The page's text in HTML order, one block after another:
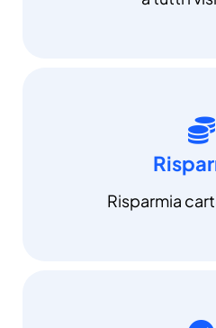
Risparmia